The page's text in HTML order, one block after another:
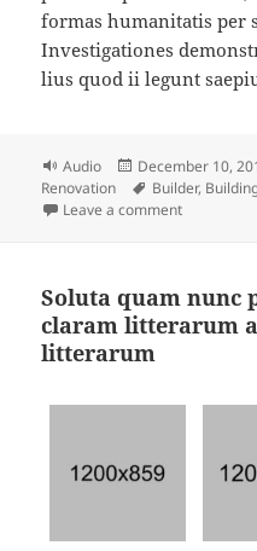
formas humanitatis per
Investigationes
lius quod ii legunt
Format
Audio
Posted
on
December 10,
Renovation
Tags
Builder,
Leave a commenton Building
Soluta quam nunc
claram litterarum
litterarum